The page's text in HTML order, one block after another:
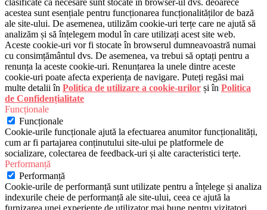
clasificate ca necesare sunt stocate în browser-ul dvs. deoarece
acestea sunt esențiale pentru funcționarea funcționalităților de bază
ale site-ului. De asemenea, utilizăm cookie-uri terțe care ne ajută să
analizăm și să înțelegem modul în care utilizați acest site web.
Aceste cookie-uri vor fi stocate în browserul dumneavoastră numai
cu consimțământul dvs. De asemenea, va trebui să optați pentru a
renunța la aceste cookie-uri. Renunțarea la unele dintre aceste
cookie-uri poate afecta experiența de navigare. Puteți regăsi mai
multe detalii în Politica de utilizare a cookie-urilor și în Politica
de Confidențialitate
Funcționale
Funcționale
Cookie-urile funcționale ajută la efectuarea anumitor funcționalități,
cum ar fi partajarea conținutului site-ului pe platformele de
socializare, colectarea de feedback-uri și alte caracteristici terțe.
Performanță
Performanță
Cookie-urile de performanță sunt utilizate pentru a înțelege și analiza
indexurile cheie de performanță ale site-ului, ceea ce ajută la